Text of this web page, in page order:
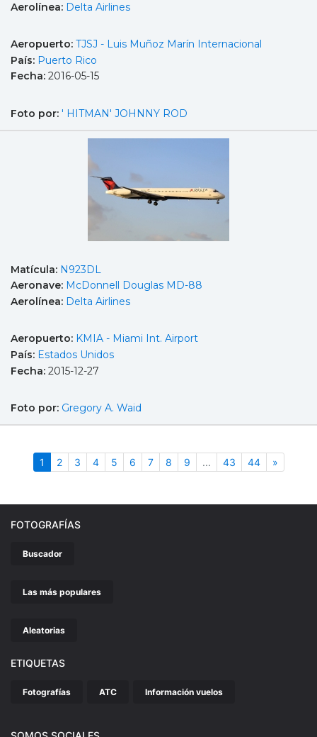
Aerolínea: Delta Airlines
Aeropuerto: TJSJ - Luis Muñoz Marín Internacional
País: Puerto Rico
Fecha: 2016-05-15
Foto por: ' HITMAN' JOHNNY ROD
Matícula: N923DL
Aeronave: McDonnell Douglas MD-88
Aerolínea: Delta Airlines
Aeropuerto: KMIA - Miami Int. Airport
País: Estados Unidos
Fecha: 2015-12-27
Foto por: Gregory A. Waid
1 (actual)
2 3 4 5 6 7 8 9 ... 43 44 »
FOTOGRAFÍAS
Buscador
Las más populares
Aleatorias
ETIQUETAS
Fotografías ATC Información vuelos